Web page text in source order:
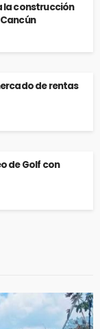
la construcción
de rentas
de Golf con